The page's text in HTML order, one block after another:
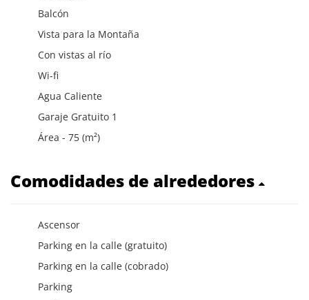
Balcón
Vista para la Montaña
Con vistas al río
Wi-fi
Agua Caliente
Garaje Gratuito 1
Área - 75 (m²)
Comodidades de alrededores
Ascensor
Parking en la calle (gratuito)
Parking en la calle (cobrado)
Parking